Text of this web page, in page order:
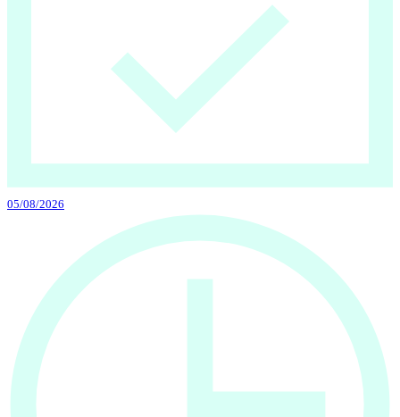
05/08/2026